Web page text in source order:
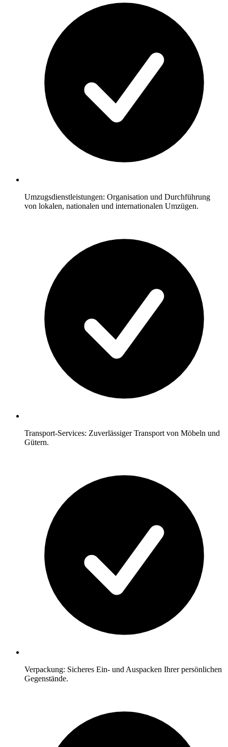
Umzugsdienstleistungen: Organisation und Durchführung
von lokalen, nationalen und internationalen Umzügen.
Transport-Services: Zuverlässiger Transport von Möbeln und
Gütern.
Verpackung: Sicheres Ein- und Auspacken Ihrer persönlichen
Gegenstände.